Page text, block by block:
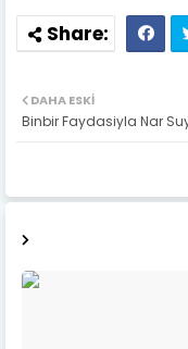
DAHA ESKI
Binbir Faydasiyla Nar